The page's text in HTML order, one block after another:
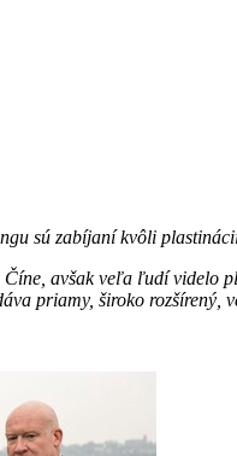
sú zabíjaní kvôli
avšak veľa ľudí
priamy, široko